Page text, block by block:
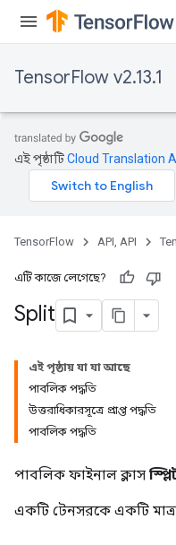
TensorFlow v2.13.1
এই পৃষ্ঠাটিCloud Translation
TensorFlow API, API
এটি কাজে লেগেছে?
Split
এই পৃষ্ঠায় যা যা আছে
পাবলিক পদ্ধতি
উত্তরাধিকারসূত্রে প্রাপ্ত পদ্ধতি
পাবলিক পদ্ধতি
পাবলিক ফাইনাল ক্লাস
একটি টেনসরকে একটি